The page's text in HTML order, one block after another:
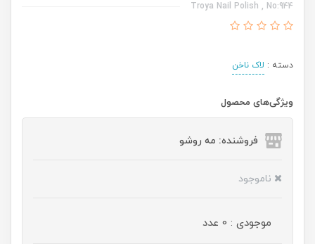
Troya Nail Polish , No:944
دسته : لاک ناخن
ویژگی‌های محصول
فروشنده: مه رو‌شو
ناموجود
موجودی : 0 عدد